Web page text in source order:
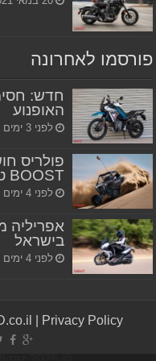
פורסמו לאחרונה
חדש:
האופנוע
לפני 3 ימים
BOOST טורבו
לפני 4 ימים
בישראל
לפני 4 ימים
Privacy Policy